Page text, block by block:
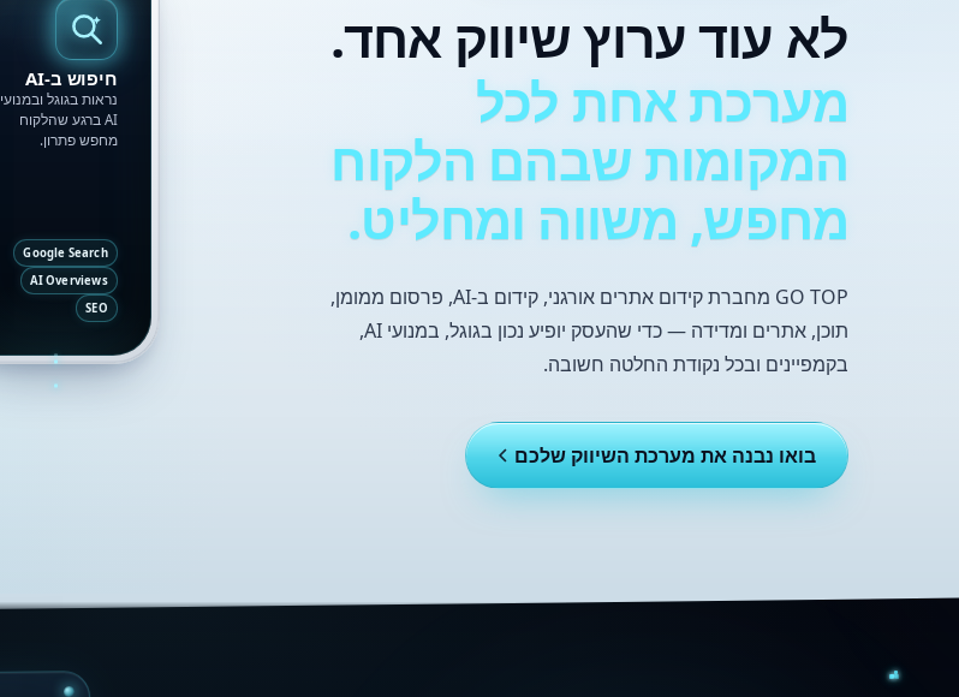
לא עוד ערוץ שיווק אחד.
מערכת אחת לכל
המקומות שבהם הלקוח
מחפש, משווה ומחליט.
GO TOP מחברת קידום אתרים אורגני, קידום ב-AI, פרסום ממומן,
תוכן, אתרים ומדידה — כדי שהעסק יופיע נכון בגוגל, במנועי AI,
בקמפיינים ובכל נקודת החלטה חשובה.
בואו נבנה את מערכת השיווק שלכם
חיפוש ב-AI
נראות בגוגל ובמנועי
AI ברגע שהלקוח
מחפש פתרון.
Google Search
AI Overviews
SEO